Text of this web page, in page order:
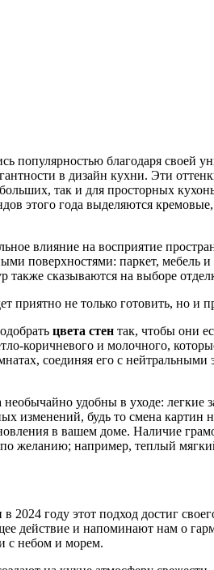
популярностью благодаря своей
в дизайн кухни. Эти
так и для просторных
этого года выделяются
влияние на восприятие
поверхностями: паркет,
также сказываются на выборе
приятно не только готовить,
цвета стен так, чтобы они
коричневого и молочного,
соединяя его с нейтральными
удобны в уходе:
изменений, будь то смена
в вашем доме. Наличие
желанию; например, теплый
году этот подход достиг
действие и напоминают нам о
с небом и морем.